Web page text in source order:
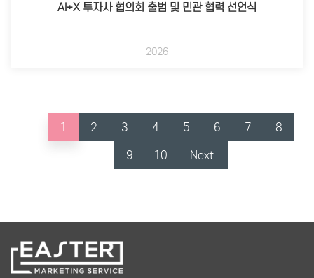
AI+X 투자사 협의회 출범 및 민관 협력 선언식
2026
1 2 3 4 5 6 7
8
9
10 Next